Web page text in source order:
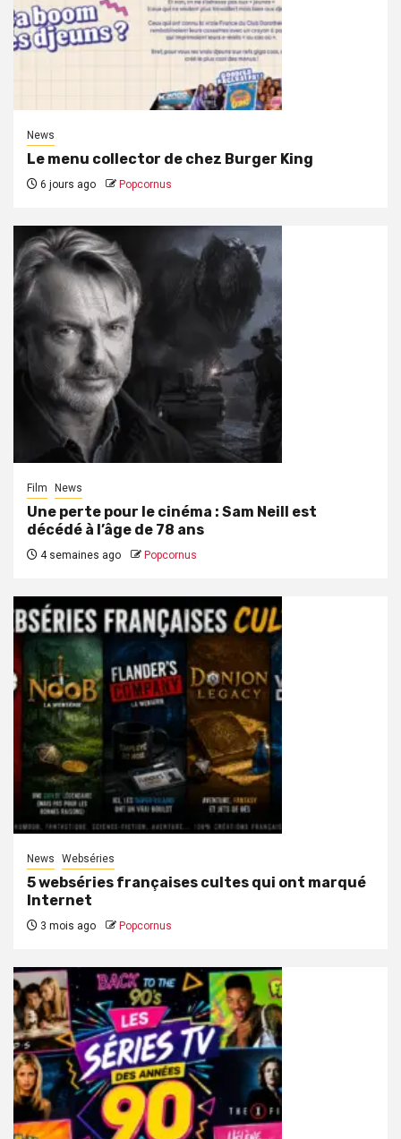
News
Le menu collector de chez Burger King
6 jours ago Popcornus
Film News
Une perte pour le cinéma : Sam Neill est
décédé à l’âge de 78 ans
4 semaines ago Popcornus
News Webséries
5 webséries françaises cultes qui ont marqué
Internet
3 mois ago Popcornus